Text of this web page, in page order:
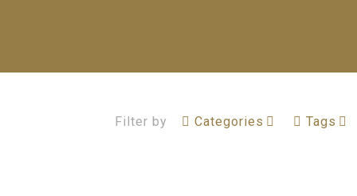
Filter by Categories Tags